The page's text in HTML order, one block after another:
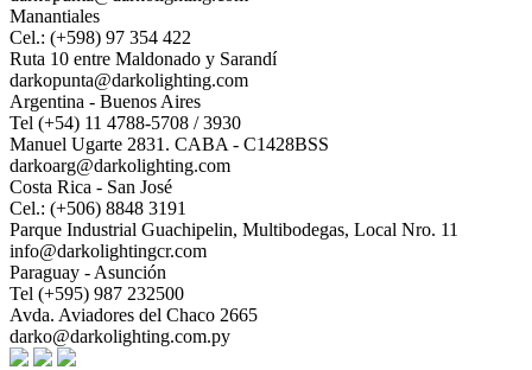
Manantiales
Cel.: (+598) 97 354 422
Ruta 10 entre Maldonado y Sarandí
darkopunta@darkolighting.com
Argentina - Buenos Aires
Tel (+54) 11 4788-5708 / 3930
Manuel Ugarte 2831. CABA - C1428BSS
darkoarg@darkolighting.com
Costa Rica - San José
Cel.: (+506) 8848 3191
Parque Industrial Guachipelin, Multibodegas, Local Nro. 11
info@darkolightingcr.com
Paraguay - Asunción
Tel (+595) 987 232500
Avda. Aviadores del Chaco 2665
darko@darkolighting.com.py